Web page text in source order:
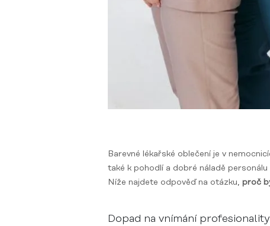
Barevné lékařské oblečení je v
také k pohodlí a dobré náladě
Níže najdete odpověď na otázku, proč
Dopad na vnímání profesionality